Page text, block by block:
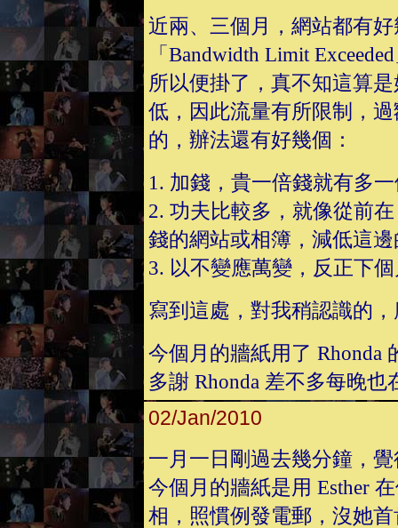
近兩、三個月，網站都有
「Bandwidth Limit
所以便掛了，真不知這算
低，因此流量有所限制，
的，辦法還有好幾個：
1. 加錢，貴一倍錢就有多
2. 功夫比較多，就像從前
錢的網站或相簿，減低這
3. 以不變應萬變，反正下
寫到這處，對我稍認識的
今個月的牆紙用了 Rhonda
多謝 Rhonda 差不多每晚也
02/Jan/2010
一月一日剛過去幾分鐘，
今個月的牆紙是用 Esther
相，照慣例發電郵，沒她